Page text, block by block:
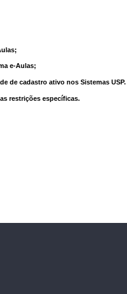
e-Aulas;
de cadastro ativo nos Sistemas USP.
restrições específicas.